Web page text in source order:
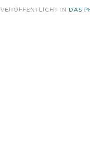
VERÖFFENTLICHT IN DAS